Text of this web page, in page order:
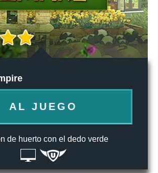
AL JUEGO
de huerto con el dedo verde